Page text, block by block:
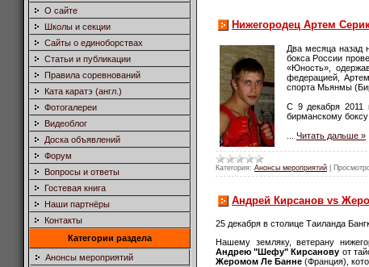
О сайте
Школы и секции
Сайты о единоборствах
Статьи и публикации
Правила соревнований
Ката каратэ (англ.)
Фотогалереи
Видеоблог
Доска объявлений
Форум
Вопросы и ответы
Гостевая книга
Наши партнёры
Контакты
Категории раздела
Анонсы мероприятий
Нижегородец Артем
Два месяца назад
бокса России
«Юность»,
федерацией,
спорта Мьянмы
С 9 декабря 2011
бирманскому боксу
Читать дальше »
Категория: Анонсы мероприятий
Андрей Кирсанов vs
25 декабря в столице Таиланда
Нашему земляку, ветерану
Андрею "Шефу" Кирсанову от
Жеромом Ле Банне (Франция),